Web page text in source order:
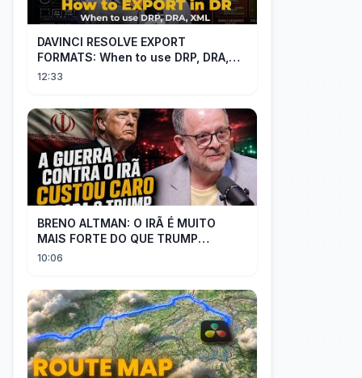
DAVINCI RESOLVE EXPORT
FORMATS: When to use DRP, DRA,
XML
12:33
BRENO ALTMAN: O IRÃ É MUITO
MAIS FORTE DO QUE TRUMP
IMAGINAVA
10:06